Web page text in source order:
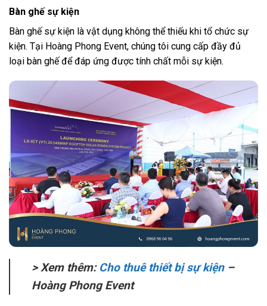
Bàn ghế sự kiện
Bàn ghế sự kiện là vật dụng không thể thiếu khi tổ chức sự
kiện. Tại Hoàng Phong Event, chúng tôi cung cấp đầy đủ
loại bàn ghế để đáp ứng được tính chất mỗi sự kiện.
> Xem thêm: Cho thuê thiết bị sự kiện–
Hoàng Phong Event